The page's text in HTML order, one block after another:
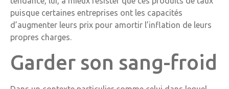
puisque certaines entreprises ont les capacités
d’augmenter leurs prix pour amortir l’inflation de leurs
propres charges.
Garder son sang-froid